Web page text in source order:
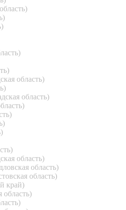
область)
область)
область)
область)
область)
край)
область)